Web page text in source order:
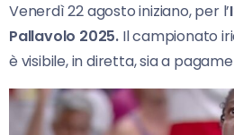
Venerdì 22 agosto iniziano, per l’
Pallavolo 2025. Il campionato
è visibile, in diretta, sia a